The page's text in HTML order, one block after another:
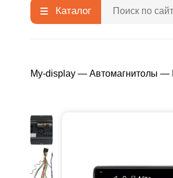
Каталог
My-display — Автомагнитолы —